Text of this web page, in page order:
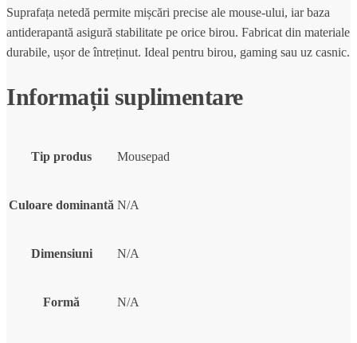
Suprafața netedă permite mișcări precise ale mouse-ului, iar baza
antiderapantă asigură stabilitate pe orice birou. Fabricat din materiale
durabile, ușor de întreținut. Ideal pentru birou, gaming sau uz casnic.
Informații suplimentare
Tip produs Mousepad
Culoare dominantă N/A
Dimensiuni N/A
Formă N/A